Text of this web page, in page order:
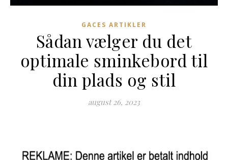
GACES ARTIKLER
Sådan vælger du det
optimale sminkebord til
din plads og stil
august 26, 2023